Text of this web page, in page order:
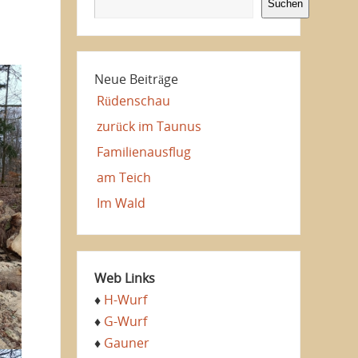
Suchen
Neue Beiträge
Rüdenschau
zurück im Taunus
Familienausflug
am Teich
Im Wald
Web Links
♦ H-Wurf
♦ G-Wurf
♦ Gauner